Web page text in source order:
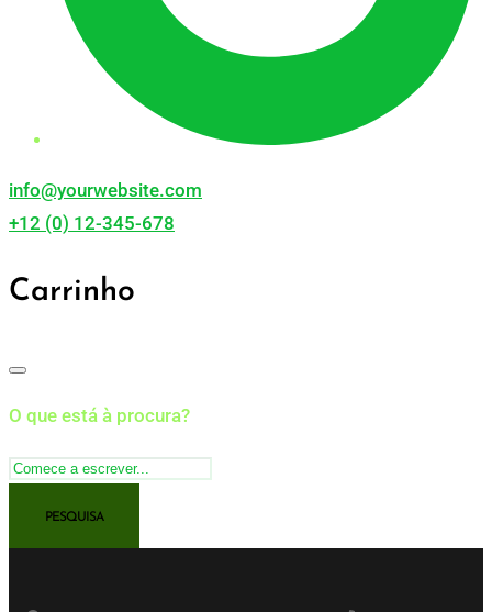
info@yourwebsite.com
+12 (0) 12-345-678
Carrinho
O que está à procura?